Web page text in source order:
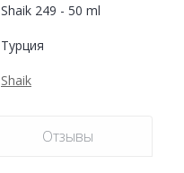
Shaik 249 - 50 ml
Турция
Shaik
Отзывы